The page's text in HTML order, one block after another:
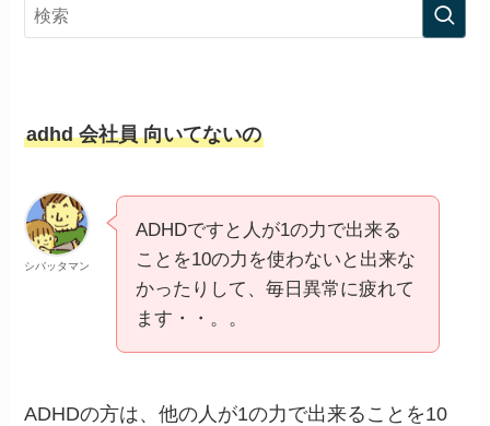
adhd 会社員 向いてないの
シバッタマン
ADHDですと人が1の力で出来る
ことを10の力を使わないと出来な
かったりして、毎日異常に疲れて
ます・・。。
ADHDの方は、他の人が1の力で出来ることを10